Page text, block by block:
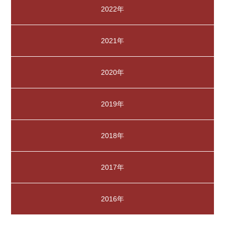
2022年
2021年
2020年
2019年
2018年
2017年
2016年